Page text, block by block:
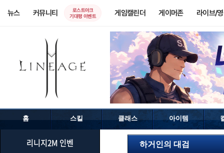
뉴스 커뮤니티
로스트아크
기대평 이벤트
게임캘린더 게이머존 라이브/
홈 스킬 클래스 아이템
리니지2M 인벤 하거인의 대검